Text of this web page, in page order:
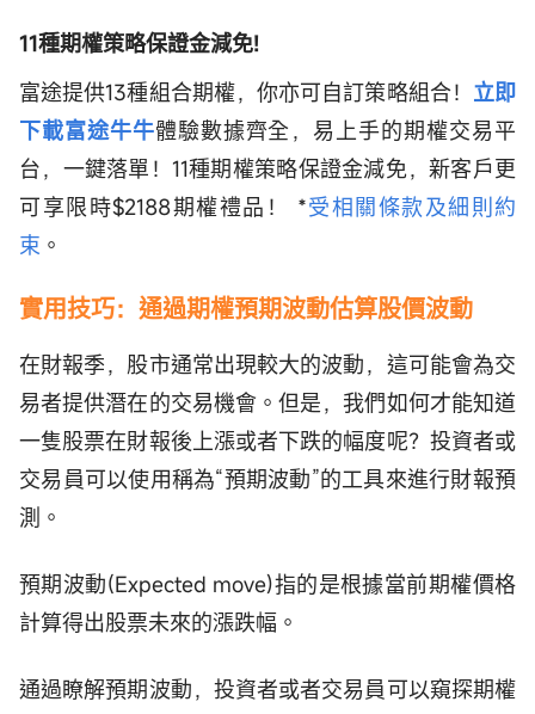
11種期權策略保證金減免!
富途提供13種組合期權，你亦可自訂策略組合！ 立即
下載富途牛牛體驗數據齊全，易上手的期權交易平
台，一鍵落單！11種期權策略保證金減免，新客戶更
可享限時$2188期權禮品！ *受相關條款及細則約
束 。
實用技巧：通過期權預期波動估算股價波動
在財報季，股市通常出現較大的波動，這可能會為交
易者提供潛在的交易機會。但是，我們如何才能知道
一隻股票在財報後上漲或者下跌的幅度呢？投資者或
交易員可以使用稱為“預期波動”的工具來進行財報預
測。
預期波動(Expected move)指的是根據當前期權價格
計算得出股票未來的漲跌幅。
通過瞭解預期波動，投資者或者交易員可以窺探期權